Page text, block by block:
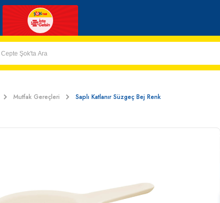
Mutfak Gereçleri Saplı Katlanır Süzgeç Bej Renk